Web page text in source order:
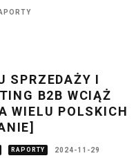
SPRZEDAŻY I
B2B WCIĄŻ
WIELU POLSKICH
RAPORTY 2024-11-29